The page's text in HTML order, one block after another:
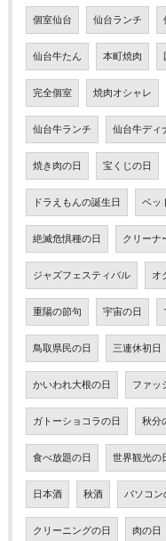
個室仙台 仙台ランチ
仙台牛たん 本町焼肉
完全個室 焼肉オシャレ
仙台牛ランチ 仙台牛ディ
焼き肉の日 宝くじの日
ドラえもんの誕生日 ベッ
絶滅危惧種の日 クリーナ
ジャズフェスティバル オ
重陽の節句 宇宙の日
鳥取県民の日 三連休初日
かいわれ大根の日 ファッ
ガトーショコラの日 秋分
食べ放題の日 世界観光の
日本酒 秋酒 パソコン
クリーニングの日 肉の日